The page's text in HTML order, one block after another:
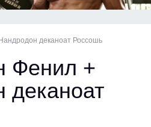
деканоат Россошь
Фенил +
деканоат